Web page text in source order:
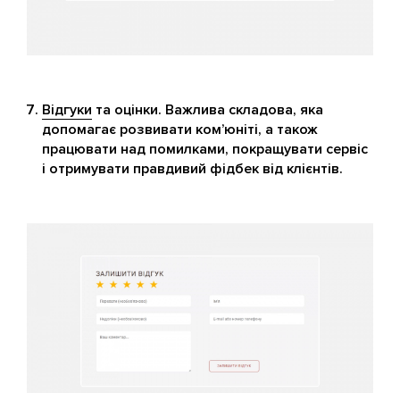
Відгуки та оцінки. Важлива складова, яка
допомагає розвивати ком’юніті, а також
працювати над помилками, покращувати сервіс
і отримувати правдивий фідбек від клієнтів.